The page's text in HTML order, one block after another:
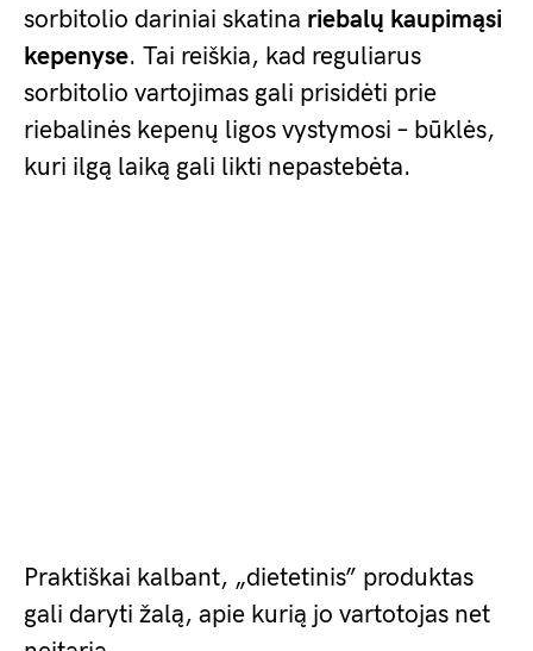
sorbitolio dariniai skatina riebalų kaupimąsi
kepenyse. Tai reiškia, kad reguliarus
sorbitolio vartojimas gali prisidėti prie
riebalinės kepenų ligos vystymosi – būklės,
kuri ilgą laiką gali likti nepastebėta.
Praktiškai kalbant, „dietetinis” produktas
gali daryti žalą, apie kurią jo vartotojas net